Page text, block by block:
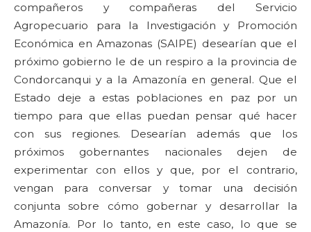
compañeros y compañeras del Servicio
Agropecuario para la Investigación y Promoción
Económica en Amazonas (SAIPE) desearían que el
próximo gobierno le de un respiro a la provincia de
Condorcanqui y a la Amazonía en general. Que el
Estado deje a estas poblaciones en paz por un
tiempo para que ellas puedan pensar qué hacer
con sus regiones. Desearían además que los
próximos gobernantes nacionales dejen de
experimentar con ellos y que, por el contrario,
vengan para conversar y tomar una decisión
conjunta sobre cómo gobernar y desarrollar la
Amazonía. Por lo tanto, en este caso, lo que se